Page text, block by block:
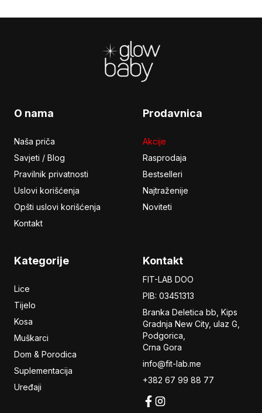
O nama
Naša priča
Savjeti / Blog
Pravilnik privatnosti
Uslovi korišćenja
Opšti uslovi korišćenja
Kontakt
Prodavnica
Akcije
Rasprodaja
Bestselleri
Najtraženije
Noviteti
Kategorije
Lice
Tijelo
Kosa
Muškarci
Dom & Porodica
Suplementacija
Uređaji
Kontakt
FIT-LAB DOO
PIB: 03451313
Branka Deletica bb, Kips
Gradnja New City, ulaz G,
Podgorica,
Crna Gora
info@fit-lab.me
+382 67 99 88 77